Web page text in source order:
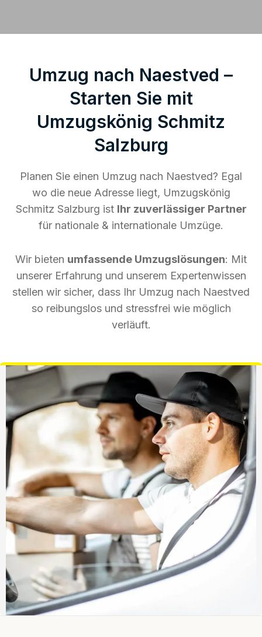
Umzug nach Naestved –
Starten Sie mit
Umzugskönig Schmitz
Salzburg
Planen Sie einen Umzug nach Naestved? Egal
wo die neue Adresse liegt, Umzugskönig
Schmitz Salzburg ist Ihr zuverlässiger Partner
für nationale & internationale Umzüge.
Wir bieten umfassende Umzugslösungen: Mit
unserer Erfahrung und unserem Expertenwissen
stellen wir sicher, dass Ihr Umzug nach Naestved
so reibungslos und stressfrei wie möglich
verläuft.